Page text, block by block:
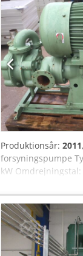
Produktionsår: 2011
forsyningspumpe
kW
Anvendelse:
1 til 1500 m3/t /